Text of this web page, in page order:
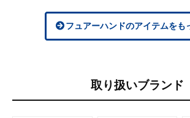
フュアーハンドのアイテムをも
取り扱いブランド